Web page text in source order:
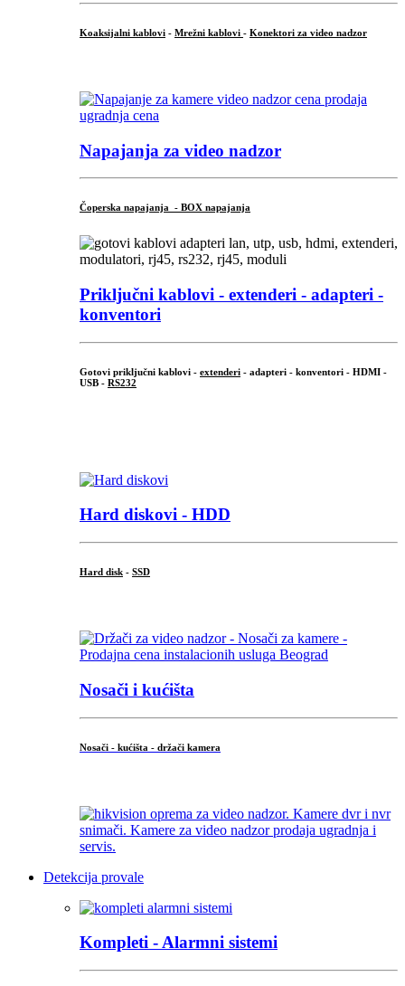
Koaksijalni kablovi - Mrežni kablovi - Konektori za video nadzor
Napajanja za video nadzor
Čoperska napajanja - BOX napajanja
Priključni kablovi - extenderi - adapteri -
konventori
Gotovi priključni kablovi - extenderi - adapteri - konventori - HDMI -
USB - RS232
Hard diskovi - HDD
Hard disk - SSD
Nosači i kućišta
Nosači - kućišta - držači kamera
Detekcija provale
Kompleti - Alarmni sistemi